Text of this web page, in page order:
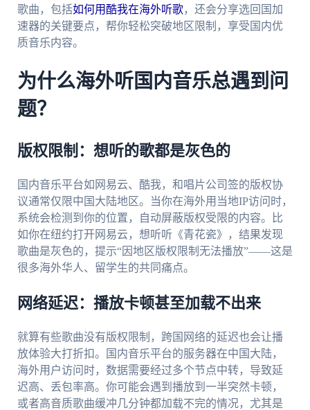
歌曲，包括如何用酷我在海外听歌，还会分享选回国加
速器的关键要点，帮你轻松突破地区限制，享受国内优
质音乐内容。
为什么海外听国内音乐总遇到问
题？
版权限制：想听的歌都是灰色的
国内音乐平台如网易云、酷我，和唱片公司签的版权协
议通常仅限中国大陆地区。当你在海外用当地IP访问时，
系统会检测到你的位置，自动屏蔽版权受限的内容。比
如你在纽约打开网易云，想听听《青花瓷》，结果发现
歌曲是灰色的，提示“因地区版权限制无法播放”——这是
很多海外华人、留学生的共同痛点。
网络延迟：播放卡顿甚至加载不出来
就算有些歌曲没有版权限制，跨国网络的延迟也会让播
放体验大打折扣。国内音乐平台的服务器在中国大陆，
海外用户访问时，数据需要经过多个节点中转，导致延
迟高、丢包率高。你可能会遇到播放到一半突然卡顿，
或者高音质歌曲缓冲几分钟都加载不完的情况，尤其是